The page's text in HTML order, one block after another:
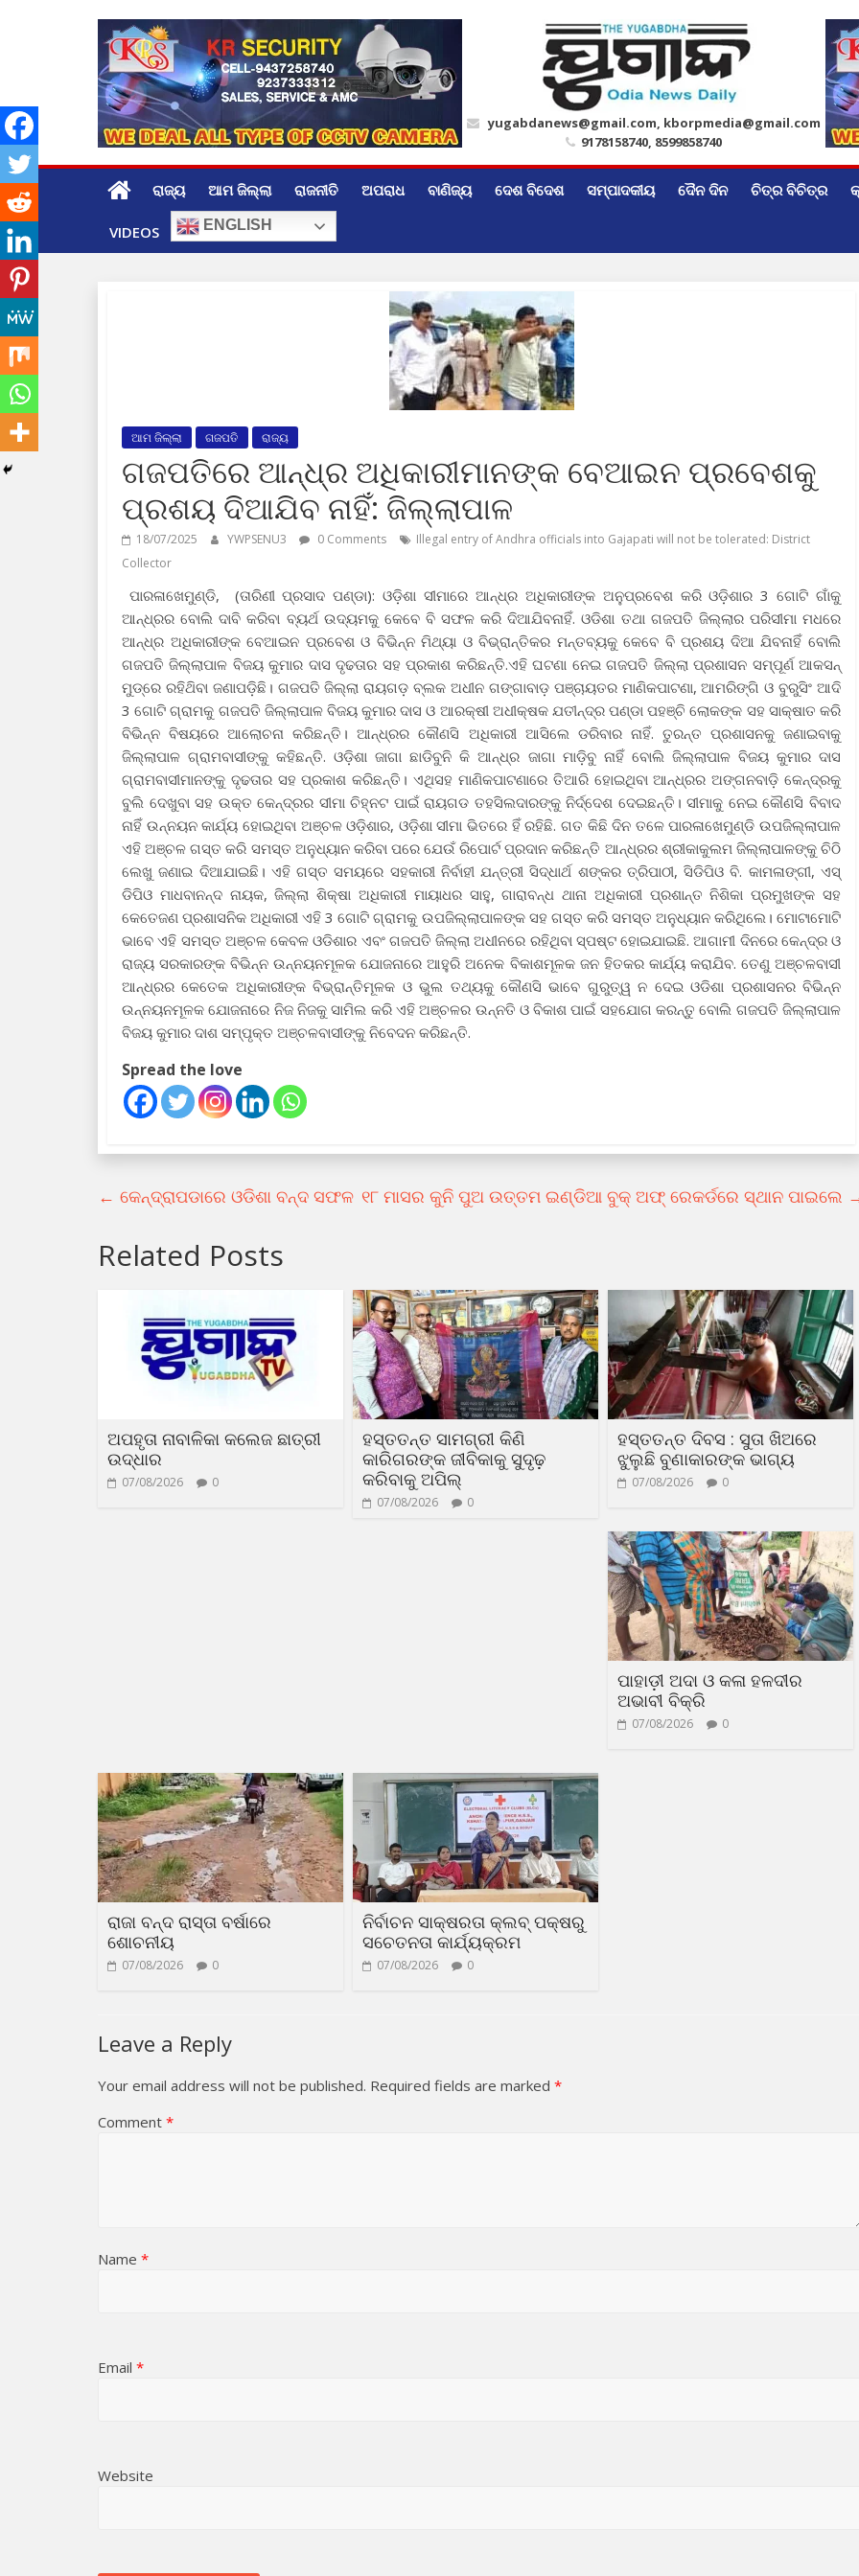
yugabdanews@gmail.com, kborpmedia@gmail.com
9178158740, 8599858740
ରାଜ୍ୟ ଆମ ଜିଲ୍ଲା ରାଜନୀତି ଅପରାଧ ବାଣିଜ୍ୟ ଦେଶ ବିଦେଶ ସମ୍ପାଦକୀୟ ଦୈନ ଦିନ ଚିତ୍ର ବିଚିତ୍ର
VIDEOS ENGLISH
ଆମ ଜିଲ୍ଲା ଗଜପତି ରାଜ୍ୟ
ଗଜପତିରେ ଆନ୍ଧ୍ର ଅଧିକାରୀମାନଙ୍କ ବେଆଇନ ପ୍ରବେଶକୁ
ପ୍ରଶୟ ଦିଆଯିବ ନାହିଁ: ଜିଲ୍ଲାପାଳ
18/07/2025 YWPSENU3 0 Comments
Illegal entry of Andhra officials into Gajapati will not be tolerated: District
Collector
ପାରଳାଖେମୁଣ୍ଡି, (ତାରିଣୀ ପ୍ରସାଦ ପଣ୍ଡା): ଓଡ଼ିଶା ସୀମାରେ ଆନ୍ଧ୍ର ଅଧିକାରୀଙ୍କ ଅନୁପ୍ରବେଶ କରି ଓଡ଼ିଶାର 3 ଗୋଟି ଗାଁକୁ
ଆନ୍ଧ୍ରର ବୋଲି ଦାବି କରିବା ବ୍ୟର୍ଥ ଉଦ୍ୟମକୁ କେବେ ବି ସଫଳ କରି ଦିଆଯିବନାହିଁ. ଓଡିଶା ତଥା ଗଜପତି ଜିଲ୍ଲାର ପରିସୀମା ମଧରେ
ଆନ୍ଧ୍ର ଅଧିକାରୀଙ୍କ ବେଆଇନ ପ୍ରବେଶ ଓ ବିଭିନ୍ନ ମିଥ୍ୟା ଓ ବିଭ୍ରାନ୍ତିକର ମନ୍ତବ୍ୟକୁ କେବେ ବି ପ୍ରଶୟ ଦିଆ ଯିବନାହିଁ ବୋଲି
ଗଜପତି ଜିଲ୍ଲାପାଳ ବିଜୟ କୁମାର ଦାସ ଦୃଢତାର ସହ ପ୍ରକାଶ କରିଛନ୍ତି.ଏହି ଘଟଣା ନେଇ ଗଜପତି ଜିଲ୍ଲା ପ୍ରଶାସନ ସମ୍ପୂର୍ଣ ଆକସନ୍
ମୁଡ୍‌ରେ ରହିଥ‌ିବା ଜଣାପଡ଼ିଛି। ଗଜପତି ଜିଲ୍ଲା ରାୟଗଡ଼ ବ୍ଲକ ଅଧୀନ ଗଙ୍ଗାବାଡ଼ ପଞ୍ଚାୟତର ମାଣିକପାଟଣା, ଆମରିଙ୍ଗି ଓ ବୁରୁସିଂ ଆଦି
3 ଗୋଟି ଗ୍ରାମକୁ ଗଜପତି ଜିଲ୍ଲାପାଳ ବିଜୟ କୁମାର ଦାସ ଓ ଆରକ୍ଷୀ ଅଧୀକ୍ଷକ ଯତୀନ୍ଦ୍ର ପଣ୍ଡା ପହଞ୍ଚି ଲୋକଙ୍କ ସହ ସାକ୍ଷାତ କରି
ବିଭିନ୍ନ ବିଷୟରେ ଆଲୋଚନା କରିଛନ୍ତି। ଆନ୍ଧ୍ରର କୌଣସି ଅଧିକାରୀ ଆସିଲେ ଡରିବାର ନାହିଁ. ତୁରନ୍ତ ପ୍ରଶାସନକୁ ଜଣାଇବାକୁ
ଜିଲ୍ଲାପାଳ ଗ୍ରାମବାସୀଙ୍କୁ କହିଛନ୍ତି. ଓଡ଼ିଶା ଜାଗା ଛାଡିବୁନି କି ଆନ୍ଧ୍ର ଜାଗା ମାଡ଼ିବୁ ନାହିଁ ବୋଲି ଜିଲ୍ଲାପାଳ ବିଜୟ କୁମାର ଦାସ
ଗ୍ରାମବାସୀମାନଙ୍କୁ ଦୃଢତାର ସହ ପ୍ରକାଶ କରିଛନ୍ତି। ଏଥିସହ ମାଣିକପାଟଣାରେ ତିଆରି ହୋଇଥିବା ଆନ୍ଧ୍ରର ଅଙ୍ଗନବାଡ଼ି କେନ୍ଦ୍ରକୁ
ବୁଲି ଦେଖୁବା ସହ ଉକ୍ତ କେନ୍ଦ୍ରର ସୀମା ଚିହ୍ନଟ ପାଇଁ ରାୟଗଡ ତହସିଲଦାରଙ୍କୁ ନିର୍ଦ୍ଦେଶ ଦେଇଛନ୍ତି। ସୀମାକୁ ନେଇ କୌଣସି ବିବାଦ
ନାହିଁ ଉନ୍ନୟନ କାର୍ଯ୍ୟ ହୋଇଥିବା ଅଞ୍ଚଳ ଓଡ଼ିଶାର, ଓଡ଼ିଶା ସୀମା ଭିତରେ ହିଁ ରହିଛି. ଗତ କିଛି ଦିନ ତଳେ ପାରଳାଖେମୁଣ୍ଡି ଉପଜିଲ୍ଲାପାଳ
ଏହି ଅଞ୍ଚଳ ଗସ୍ତ କରି ସମସ୍ତ ଅନୁଧ୍ୟାନ କରିବା ପରେ ଯେଉଁ ରିପୋର୍ଟ ପ୍ରଦାନ କରିଛନ୍ତି ଆନ୍ଧ୍ରର ଶ୍ରୀକାକୁଲମ ଜିଲ୍ଲାପାଳଙ୍କୁ ଚିଠି
ଲେଖୁ ଜଣାଇ ଦିଆଯାଇଛି। ଏହି ଗସ୍ତ ସମୟରେ ସହକାରୀ ନିର୍ବାହୀ ଯନ୍ତ୍ରୀ ସିଦ୍ଧାର୍ଥ ଶଙ୍କର ତ୍ରିପାଠୀ, ସିଡିପିଓ ବି. କାମଳାଙ୍ଗୀ, ଏସ୍‌
ଡିପିଓ ମାଧବାନନ୍ଦ ନାୟକ, ଜିଲ୍ଲା ଶିକ୍ଷା ଅଧିକାରୀ ମାୟାଧର ସାହୁ, ଗାରାବନ୍ଧ ଥାନା ଅଧିକାରୀ ପ୍ରଶାନ୍ତ ନିଶିକା ପ୍ରମୁଖଙ୍କ ସହ
କେତେଜଣ ପ୍ରଶାସନିକ ଅଧିକାରୀ ଏହି 3 ଗୋଟି ଗ୍ରାମକୁ ଉପଜିଲ୍ଲାପାଳଙ୍କ ସହ ଗସ୍ତ କରି ସମସ୍ତ ଅନୁଧ୍ୟାନ କରିଥିଲେ। ମୋଟାମୋଟି
ଭାବେ ଏହି ସମସ୍ତ ଅଞ୍ଚଳ କେବଳ ଓଡିଶାର ଏବଂ ଗଜପତି ଜିଲ୍ଲା ଅଧୀନରେ ରହିଥିବା ସ୍ପଷ୍ଟ ହୋଇଯାଇଛି. ଆଗାମୀ ଦିନରେ କେନ୍ଦ୍ର ଓ
ରାଜ୍ୟ ସରକାରଙ୍କ ବିଭିନ୍ନ ଉନ୍ନୟନମୂଳକ ଯୋଜନାରେ ଆହୁରି ଅନେକ ବିକାଶମୂଳକ ଜନ ହିତକର କାର୍ଯ୍ୟ କରାଯିବ. ତେଣୁ ଅଞ୍ଚଳବାସୀ
ଆନ୍ଧ୍ରର କେତେକ ଅଧିକାରୀଙ୍କ ବିଭ୍ରାନ୍ତିମୂଳକ ଓ ଭୁଲ ତଥ୍ୟକୁ କୌଣସି ଭାବେ ଗୁରୁତ୍ୱ ନ ଦେଇ ଓଡିଶା ପ୍ରଶାସନର ବିଭିନ୍ନ
ଉନ୍ନୟନମୂଳକ ଯୋଜନାରେ ନିଜ ନିଜକୁ ସାମିଲ କରି ଏହି ଅଞ୍ଚଳର ଉନ୍ନତି ଓ ବିକାଶ ପାଇଁ ସହଯୋଗ କରନ୍ତୁ ବୋଲି ଗଜପତି ଜିଲ୍ଲାପାଳ
ବିଜୟ କୁମାର ଦାଶ ସମ୍ପୃକ୍ତ ଅଞ୍ଚଳବାସୀଙ୍କୁ ନିବେଦନ କରିଛନ୍ତି.
Spread the love
← କେନ୍ଦ୍ରାପଡାରେ ଓଡିଶା ବନ୍ଦ ସଫଳ ୧୮ ମାସର କୁନି ପୁଅ ଉତ୍ତମ ଇଣ୍ଡିଆ ବୁକ୍ ଅଫ୍ ରେକର୍ଡରେ ସ୍ଥାନ ପାଇଲେ
Related Posts
ଅପହୃତା ନାବାଳିକା କଲେଜ ଛାତ୍ରୀ
ଉଦ୍ଧାର
07/08/2026 0
ହସ୍ତତନ୍ତ ସାମଗ୍ରୀ କିଣି
କାରିଗରଙ୍କ ଜୀବିକାକୁ ସୁଦୃଢ଼
କରିବାକୁ ଅପିଲ୍
07/08/2026 0
ହସ୍ତତନ୍ତ ଦିବସ : ସୁତା ଖିଅରେ
ଝୁଲୁଛି ବୁଣାକାରଙ୍କ ଭାଗ୍ୟ
07/08/2026 0
ପାହାଡ଼ୀ ଅଦା ଓ କଳା ହଳଦୀର
ଅଭାବୀ ବିକ୍ରି
07/08/2026 0
ରାଜା ବନ୍ଦ ରାସ୍ତା ବର୍ଷାରେ
ଶୋଚନୀୟ
07/08/2026 0
ନିର୍ବାଚନ ସାକ୍ଷରତା କ୍ଲବ୍ ପକ୍ଷରୁ
ସଚେତନତା କାର୍ଯ୍ୟକ୍ରମ
07/08/2026 0
Leave a Reply
Your email address will not be published. Required fields are marked *
Comment *
Name *
Email *
Website